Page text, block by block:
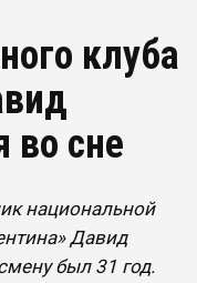
клуба
во сне
национальной
Давид
был 31 год.